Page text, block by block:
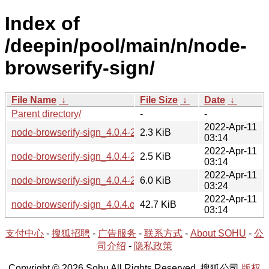
Index of
/deepin/pool/main/n/node-
browserify-sign/
File Name ↓ File Size ↓ Date ↓
Parent directory/
-
-
node-browserify-sign_4.0.4-2.dsc2.3 KiB
2022-Apr-11
03:14
node-browserify-sign_4.0.4-2.debian.tar.xz
2.5 KiB
2022-Apr-11
03:14
node-browserify-sign_4.0.4-2_all.deb
6.0 KiB
2022-Apr-11
03:24
node-browserify-sign_4.0.4.orig.tar.gz
42.7 KiB
2022-Apr-11
03:14
支付中心 - 搜狐招聘 - 广告服务 - 联系方式 - About SOHU - 公
司介绍 - 隐私政策